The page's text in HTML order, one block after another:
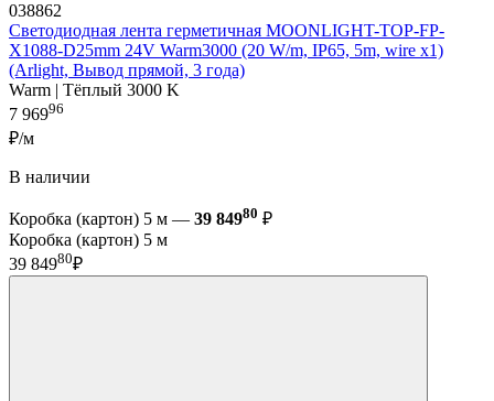
038862
Светодиодная лента герметичная MOONLIGHT-TOP-FP-
X1088-D25mm 24V Warm3000 (20 W/m, IP65, 5m, wire x1)
(Arlight, Вывод прямой, 3 года)
Warm | Тёплый 3000 K
7 96996
₽/м
В наличии
Коробка (картон) 5 м — 39 84980 ₽
Коробка (картон) 5 м
39 84980₽